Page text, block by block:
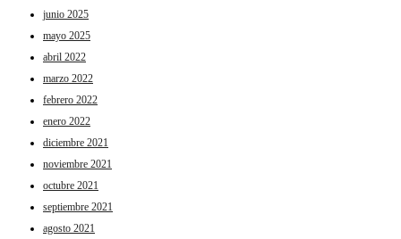
junio 2025
mayo 2025
abril 2022
marzo 2022
febrero 2022
enero 2022
diciembre 2021
noviembre 2021
octubre 2021
septiembre 2021
agosto 2021